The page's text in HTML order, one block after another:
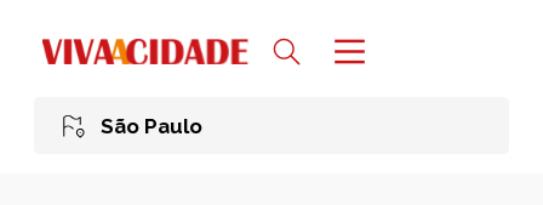
São Paulo